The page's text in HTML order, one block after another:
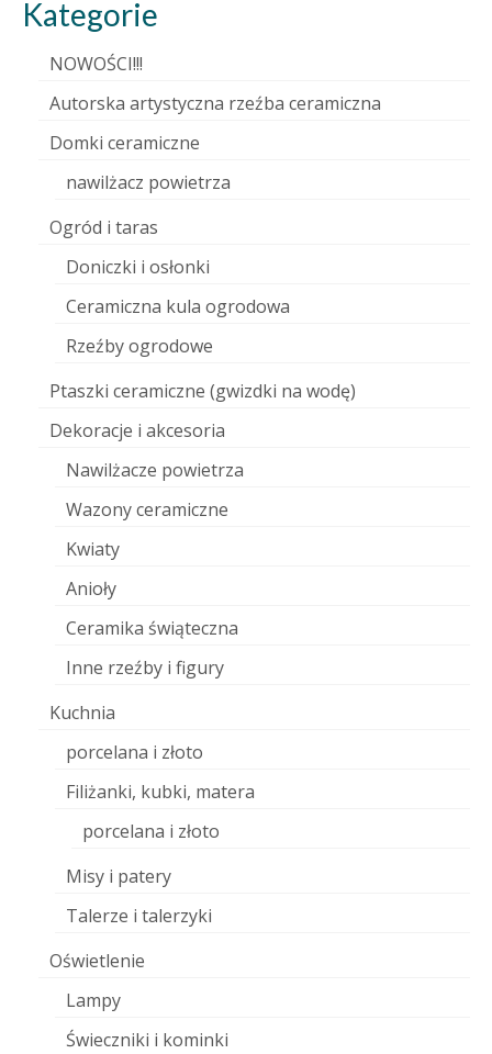
Kategorie
NOWOŚCI!!!
Autorska artystyczna rzeźba ceramiczna
Domki ceramiczne
nawilżacz powietrza
Ogród i taras
Doniczki i osłonki
Ceramiczna kula ogrodowa
Rzeźby ogrodowe
Ptaszki ceramiczne (gwizdki na wodę)
Dekoracje i akcesoria
Nawilżacze powietrza
Wazony ceramiczne
Kwiaty
Anioły
Ceramika świąteczna
Inne rzeźby i figury
Kuchnia
porcelana i złoto
Filiżanki, kubki, matera
porcelana i złoto
Misy i patery
Talerze i talerzyki
Oświetlenie
Lampy
Świeczniki i kominki